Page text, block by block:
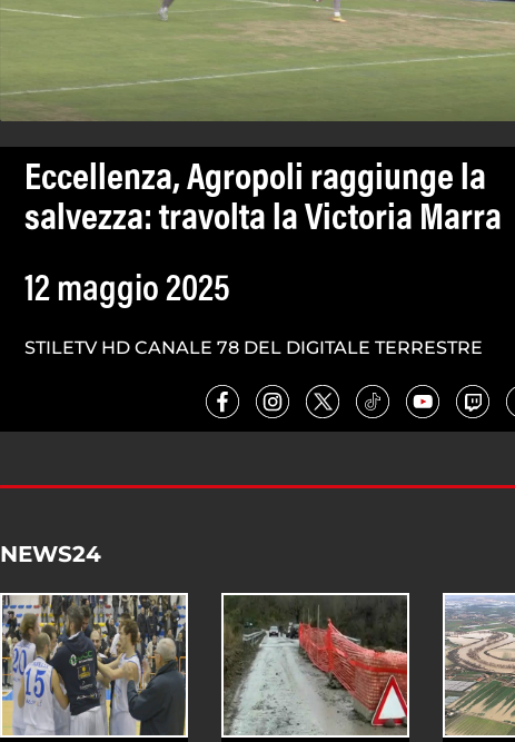
Eccellenza, Agropoli raggiunge la
salvezza: travolta la Victoria Marra
12 maggio 2025
STILETV HD CANALE 78 DEL DIGITALE TERRESTRE
NEWS24